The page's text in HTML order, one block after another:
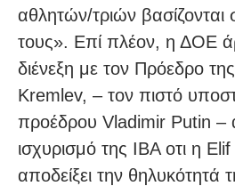
αθλητών/τριών βασίζονται
τους». Επί πλέον, η ΔΟΕ
διένεξη με τον Πρόεδρο
Kremlev, – τον πιστό
προέδρου Vladimir Putin –
ισχυρισμό της IBA οτι η
αποδείξει την θηλυκότητά